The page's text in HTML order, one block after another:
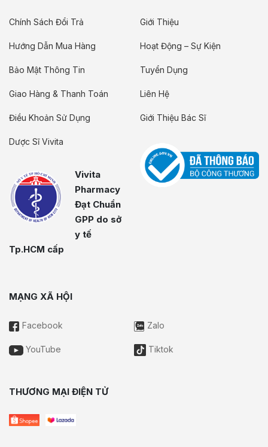
Chính Sách Đổi Trả
Hướng Dẫn Mua Hàng
Bảo Mật Thông Tin
Giao Hàng & Thanh Toán
Điều Khoản Sử Dụng
Dược Sĩ Vivita
Vivita
Pharmacy
Đạt Chuẩn
GPP do sở
y tế
Tp.HCM cấp
Giới Thiệu
Hoạt Động – Sự Kiện
Tuyển Dụng
Liên Hệ
Giới Thiệu Bác Sĩ
MẠNG XÃ HỘI
Facebook Zalo
YouTube Tiktok
THƯƠNG MẠI ĐIỆN TỬ